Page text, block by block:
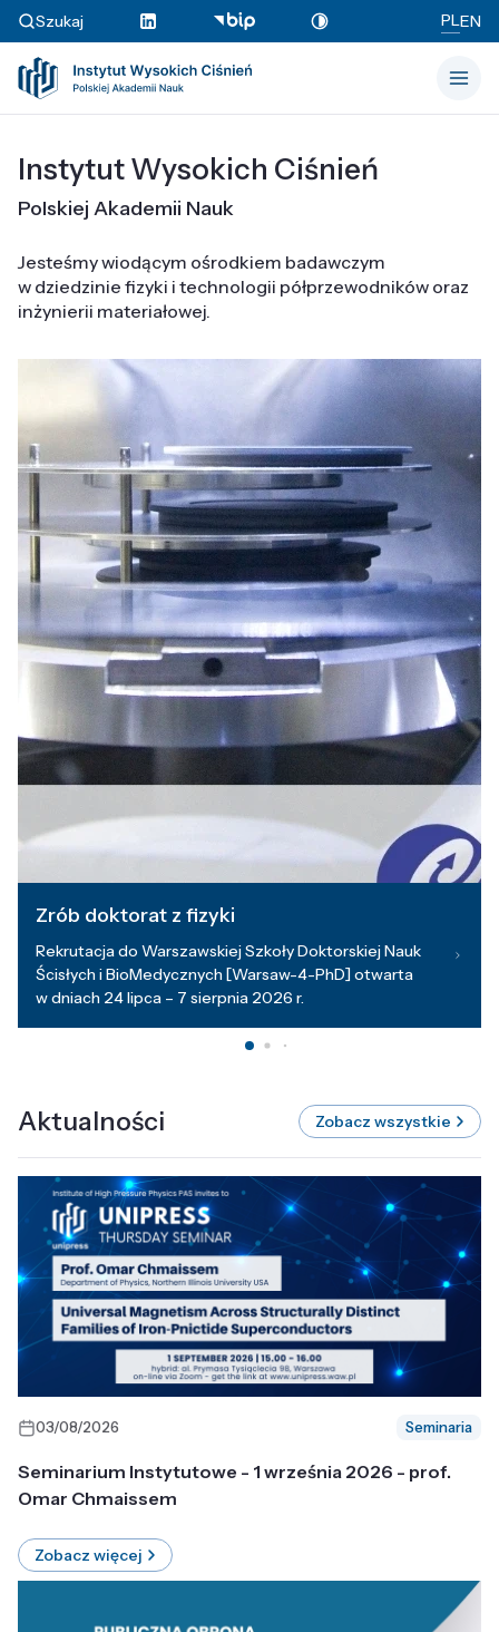
Szukaj PLEN
Instytut Wysokich Ciśnień
Polskiej Akademii Nauk
Jesteśmy wiodącym ośrodkiem badawczym
w dziedzinie fizyki i technologii półprzewodników oraz
inżynierii materiałowej.
Zrób doktorat z fizyki
Rekrutacja do Warszawskiej Szkoły Doktorskiej Nauk
Ścisłych i BioMedycznych [Warsaw-4-PhD] otwarta
w dniach 24 lipca – 7 sierpnia 2026 r.
Aktualności Zobacz wszystkie
03/08/2026 Seminaria
Seminarium Instytutowe - 1 września 2026 - prof.
Omar Chmaissem
Zobacz więcej